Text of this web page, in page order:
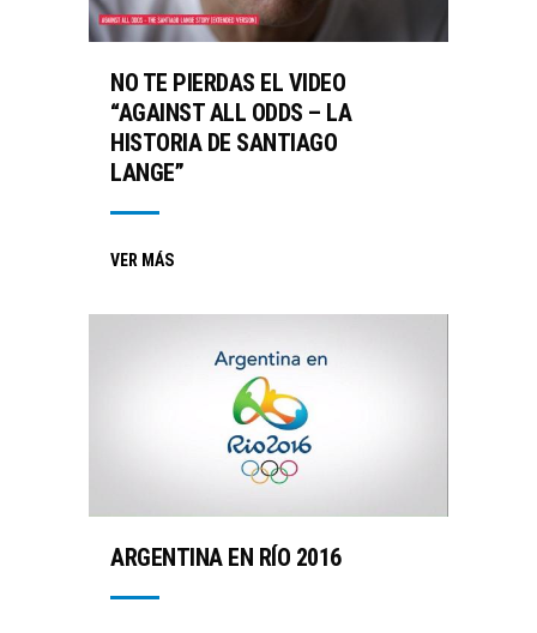
NO TE PIERDAS EL VIDEO
“AGAINST ALL ODDS – LA
HISTORIA DE SANTIAGO
LANGE”
VER MÁS
ARGENTINA EN RÍO 2016